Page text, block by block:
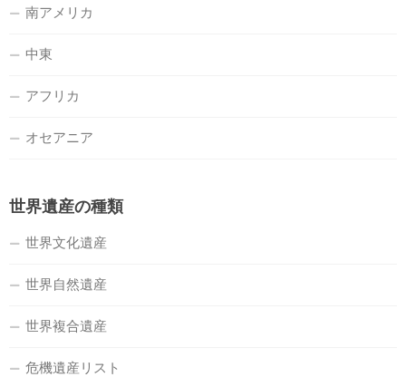
南アメリカ
中東
アフリカ
オセアニア
世界遺産の種類
世界文化遺産
世界自然遺産
世界複合遺産
危機遺産リスト